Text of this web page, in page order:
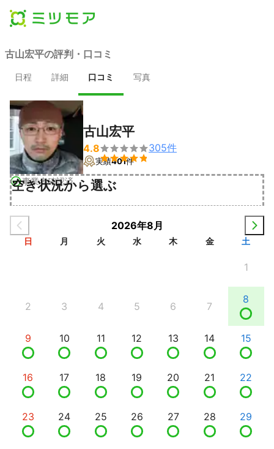
古山宏平の評判・口コミ
日程 詳細 口コミ 写真
事業者確認済
古山宏平
4.8

305件
実績401件
空き状況から選ぶ
2026年8月
日 月 火 水 木 金 土
1
2 3 4 5 6 7
8
9 10 11 12 13 14 15
16 17 18 19 20 21 22
23 24 25 26 27 28 29